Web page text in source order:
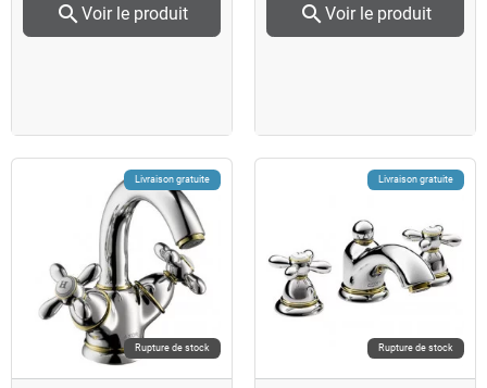
search Voir le produit search Voir le produit
Livraison gratuite
Rupture de stock
Livraison gratuite
Rupture de stock